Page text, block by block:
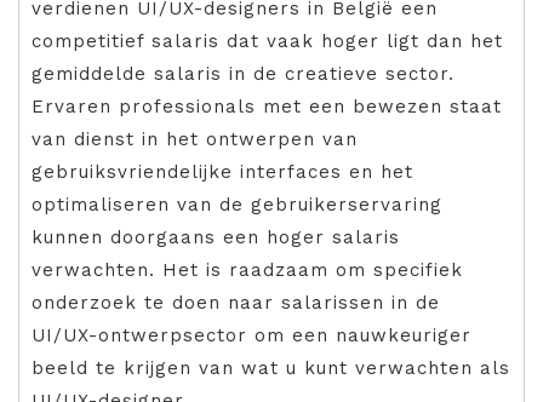
verdienen UI/UX-designers in België een
competitief salaris dat vaak hoger ligt dan het
gemiddelde salaris in de creatieve sector.
Ervaren professionals met een bewezen staat
van dienst in het ontwerpen van
gebruiksvriendelijke interfaces en het
optimaliseren van de gebruikerservaring
kunnen doorgaans een hoger salaris
verwachten. Het is raadzaam om specifiek
onderzoek te doen naar salarissen in de
UI/UX-ontwerpsector om een nauwkeuriger
beeld te krijgen van wat u kunt verwachten als